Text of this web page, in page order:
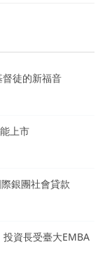
督徒的新福音
上市
銀團社會貸款
資長受臺大EMBA